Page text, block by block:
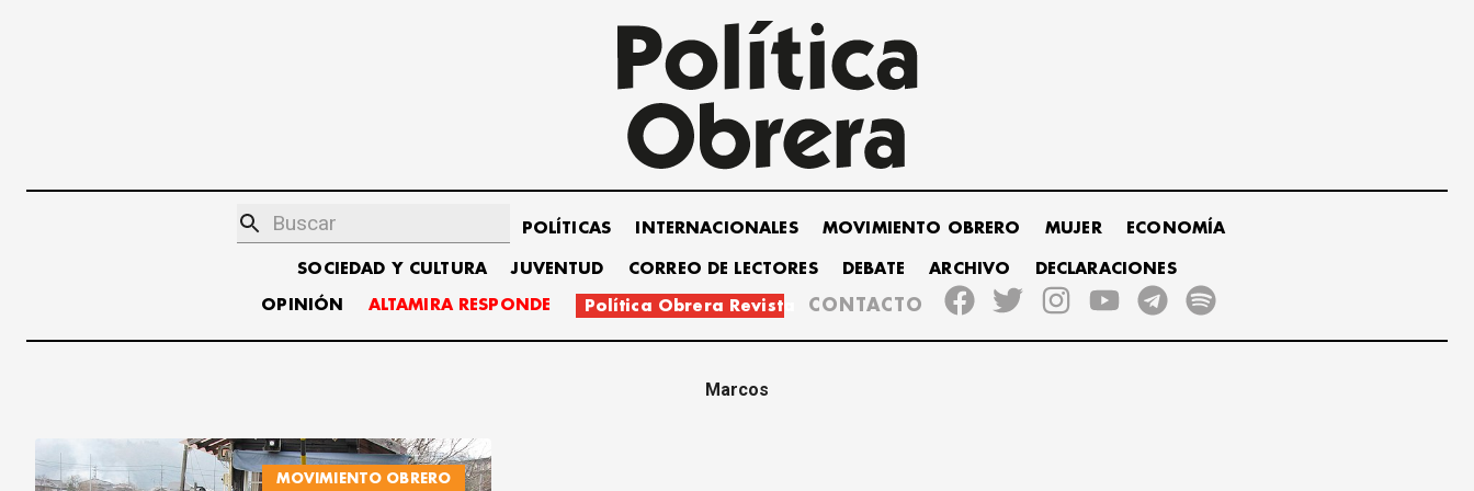
POLÍTICAS INTERNACIONALES MOVIMIENTO OBRERO MUJER ECONOMÍA
SOCIEDAD Y CULTURA JUVENTUD CORREO DE LECTORES DEBATE ARCHIVO DECLARACIONES
OPINIÓN ALTAMIRA RESPONDE Política Obrera Revista CONTACTO
Marcos
MOVIMIENTO OBRERO